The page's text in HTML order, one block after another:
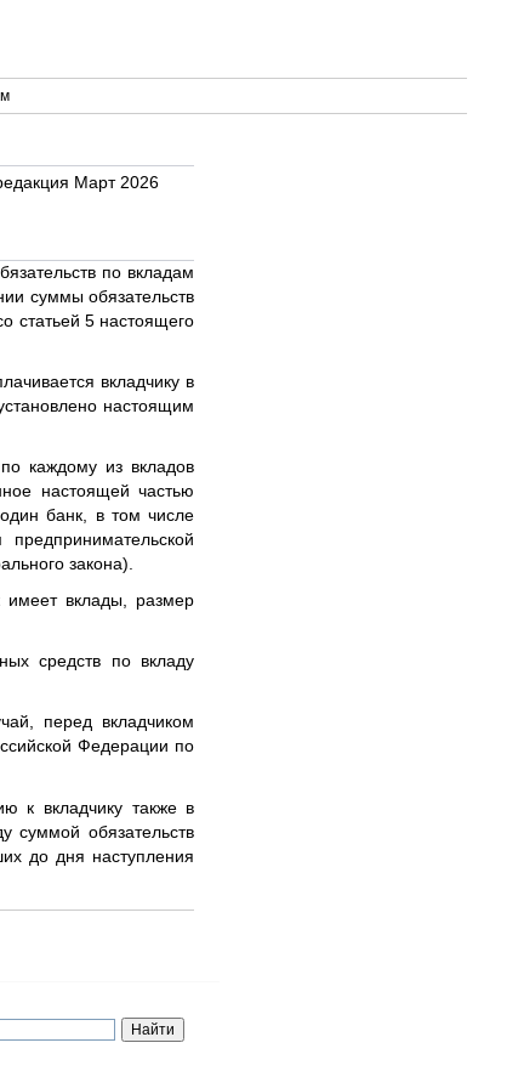
Март 2026
по вкладам
суммы обязательств
статьей 5 настоящего
вкладчику в
настоящим
каждому из вкладов
настоящей частью
банк, в том числе
закона).
имеет вклады, размер
средств по вкладу
перед вкладчиком
Федерации по
к вкладчику также в
суммой обязательств
до дня наступления